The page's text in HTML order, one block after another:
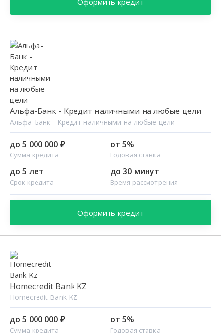
Альфа-Банк - Кредит наличными на любые цели
Альфа-Банк - Кредит наличными на любые цели
до 5 000 000 ₽
Сумма кредита
от 5%
Годовая ставка
до 5 лет
Срок кредита
до 30 минут
Время рассмотрения
Оформить кредит
Homecredit Bank KZ
Homecredit Bank KZ
до 5 000 000 ₽
Сумма кредита
от 5%
Годовая ставка